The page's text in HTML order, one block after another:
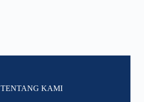
TENTANG KAMI